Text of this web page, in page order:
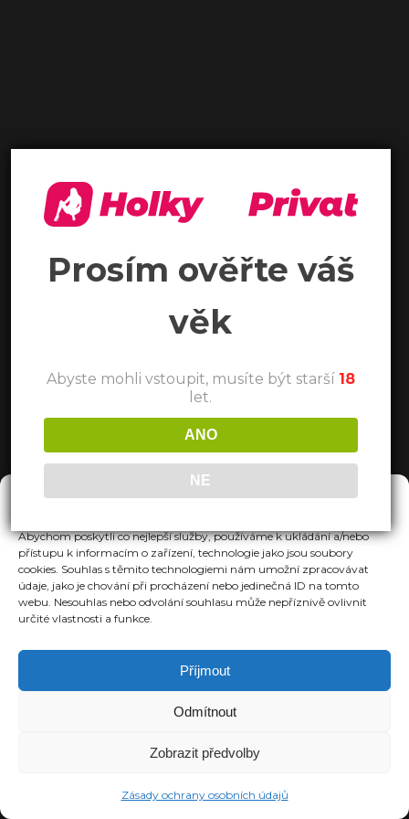
Spravovat Souhlas
Abychom poskytli co nejlepší služby, používáme k ukládání a/nebo
přístupu k informacím o zařízení, technologie jako jsou soubory
cookies. Souhlas s těmito technologiemi nám umožní zpracovávat
údaje, jako je chování při procházení nebo jedinečná ID na tomto
webu. Nesouhlas nebo odvolání souhlasu může nepříznivě ovlivnit
určité vlastnosti a funkce.
Příjmout
Odmítnout
Zobrazit předvolby
Zásady ochrany osobních údajů
Prosím ověřte váš
věk
Abyste mohli vstoupit, musíte být starší 18
let.
ANO
NE